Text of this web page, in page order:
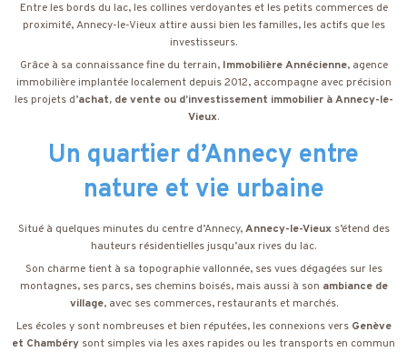
Entre les bords du lac, les collines verdoyantes et les petits commerces de
proximité, Annecy-le-Vieux attire aussi bien les familles, les actifs que les
investisseurs.
Grâce à sa connaissance fine du terrain, Immobilière Annécienne, agence
immobilière implantée localement depuis 2012, accompagne avec précision
les projets d’achat, de vente ou d’investissement immobilier à Annecy-le-
Vieux.
Un quartier d’Annecy entre
nature et vie urbaine
Situé à quelques minutes du centre d’Annecy,Annecy-le-Vieuxs’étend des
hauteurs résidentielles jusqu’aux rives du lac.
Son charme tient à sa topographie vallonnée, ses vues dégagées sur les
montagnes, ses parcs, ses chemins boisés, mais aussi à son ambiance de
village, avec ses commerces, restaurants et marchés.
Les écoles y sont nombreuses et bien réputées, les connexions vers Genève
et Chambéry sont simples via les axes rapides ou les transports en commun